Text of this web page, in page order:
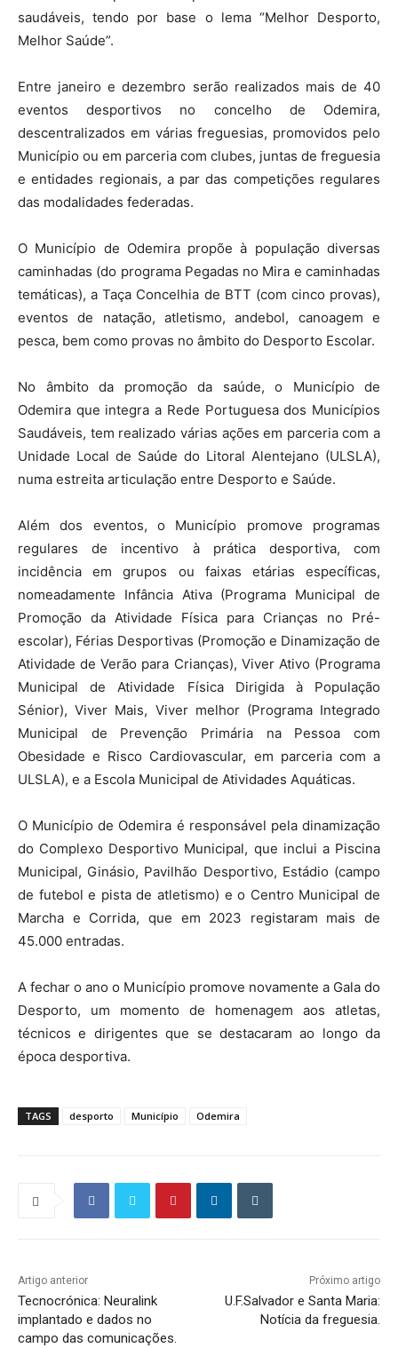
saudáveis, tendo por base o lema “Melhor Desporto,
Melhor Saúde”.
Entre janeiro e dezembro serão realizados mais de 40
eventos desportivos no concelho de Odemira,
descentralizados em várias freguesias, promovidos pelo
Município ou em parceria com clubes, juntas de freguesia
e entidades regionais, a par das competições regulares
das modalidades federadas.
O Município de Odemira propõe à população diversas
caminhadas (do programa Pegadas no Mira e caminhadas
temáticas), a Taça Concelhia de BTT (com cinco provas),
eventos de natação, atletismo, andebol, canoagem e
pesca, bem como provas no âmbito do Desporto Escolar.
No âmbito da promoção da saúde, o Município de
Odemira que integra a Rede Portuguesa dos Municípios
Saudáveis, tem realizado várias ações em parceria com a
Unidade Local de Saúde do Litoral Alentejano (ULSLA),
numa estreita articulação entre Desporto e Saúde.
Além dos eventos, o Município promove programas
regulares de incentivo à prática desportiva, com
incidência em grupos ou faixas etárias específicas,
nomeadamente Infância Ativa (Programa Municipal de
Promoção da Atividade Física para Crianças no Pré-
escolar), Férias Desportivas (Promoção e Dinamização de
Atividade de Verão para Crianças), Viver Ativo (Programa
Municipal de Atividade Física Dirigida à População
Sénior), Viver Mais, Viver melhor (Programa Integrado
Municipal de Prevenção Primária na Pessoa com
Obesidade e Risco Cardiovascular, em parceria com a
ULSLA), e a Escola Municipal de Atividades Aquáticas.
O Município de Odemira é responsável pela dinamização
do Complexo Desportivo Municipal, que inclui a Piscina
Municipal, Ginásio, Pavilhão Desportivo, Estádio (campo
de futebol e pista de atletismo) e o Centro Municipal de
Marcha e Corrida, que em 2023 registaram mais de
45.000 entradas.
A fechar o ano o Município promove novamente a Gala do
Desporto, um momento de homenagem aos atletas,
técnicos e dirigentes que se destacaram ao longo da
época desportiva.
TAGS desporto Município Odemira
Artigo anterior
Tecnocrónica: Neuralink
implantado e dados no
campo das comunicações.
Próximo artigo
U.F.Salvador e Santa Maria:
Notícia da freguesia.